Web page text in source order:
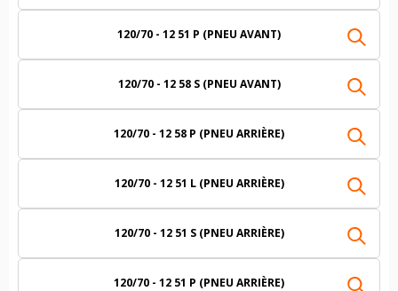
120/70 - 12 51 P (PNEU AVANT)
120/70 - 12 58 S (PNEU AVANT)
120/70 - 12 58 P (PNEU ARRIÈRE)
120/70 - 12 51 L (PNEU ARRIÈRE)
120/70 - 12 51 S (PNEU ARRIÈRE)
120/70 - 12 51 P (PNEU ARRIÈRE)